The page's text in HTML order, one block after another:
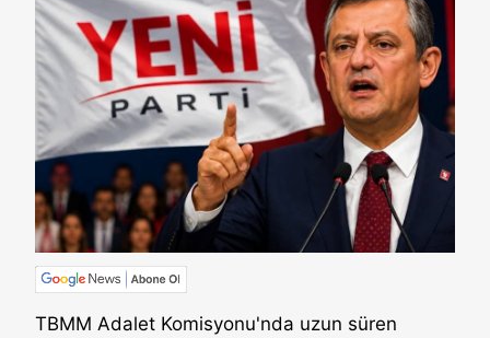
TBMM Adalet Komisyonu'nda uzun süren